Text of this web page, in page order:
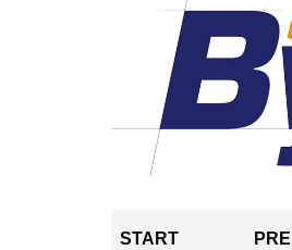
START